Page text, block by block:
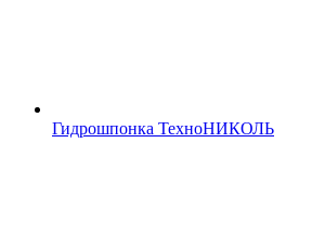
Гидрошпонка ТехноНИКОЛЬ